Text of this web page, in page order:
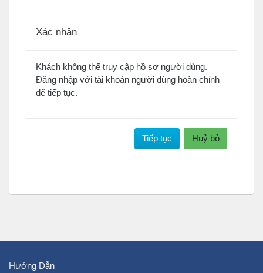
Xác nhận
Khách không thể truy cập hồ sơ người dùng.
Đăng nhập với tài khoản người dùng hoàn chỉnh
để tiếp tục.
Tiếp tục Huỷ bỏ
Hướng Dẫn